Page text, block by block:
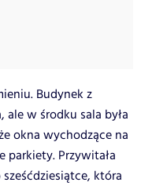
Budynek z
w środku sala była
okna wychodzące na
Przywitała
która